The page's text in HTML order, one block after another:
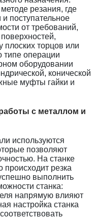
резания, где
и поступательное
от требований,
плоских торцов или
операции
оборудовании
конической
муфты гайки и
с металлом и
используются
позволяют
На станке
происходит резка
выполнить
станка:
напрямую влияют
настройка станка